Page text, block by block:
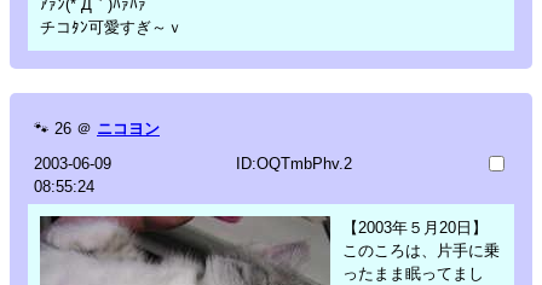
ｱｧﾝ(*´Д｀)ﾊｧﾊｧ
チコﾀﾝ可愛すぎ～ｖ
🐾 26 ＠ ニコヨン
2003-06-09
08:55:24
ID:OQTmbPhv.2
【2003年５月20日】
このころは、片手に乗
ったまま眠ってまし